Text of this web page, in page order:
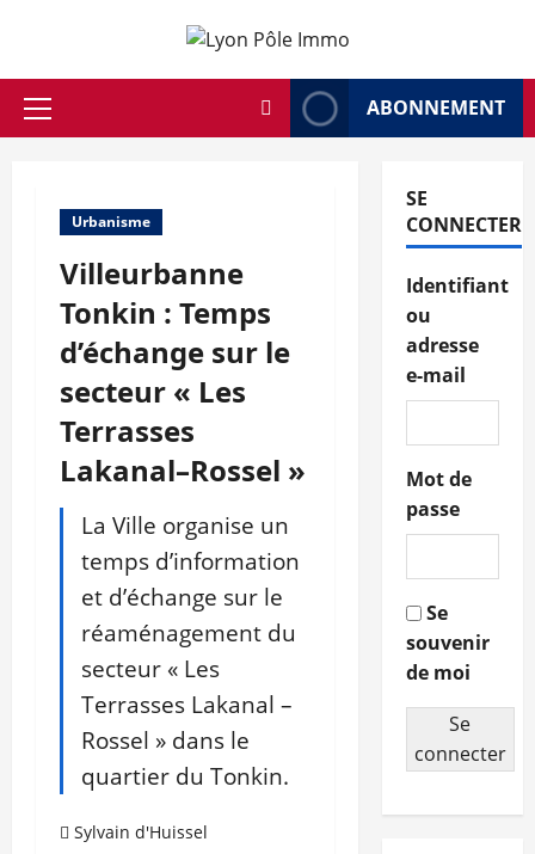
contenu
Menu
ABONNEMENT
Urbanisme
Villeurbanne
Tonkin : Temps
d’échange sur le
secteur « Les
Terrasses
Lakanal–Rossel »
La Ville organise un
temps d’information
et d’échange sur le
réaménagement du
secteur « Les
Terrasses Lakanal –
Rossel » dans le
quartier du Tonkin.
Sylvain d'Huissel
SE
CONNECTER
Identifiant
ou
adresse
e-mail
Mot de
passe
Se
souvenir
de moi
Se
connecter